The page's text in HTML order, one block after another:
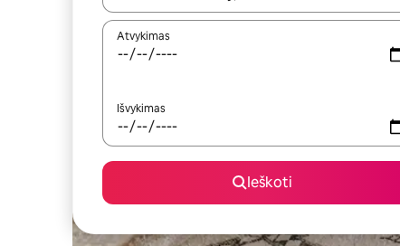
Atvykimas
Išvykimas
Ieškoti